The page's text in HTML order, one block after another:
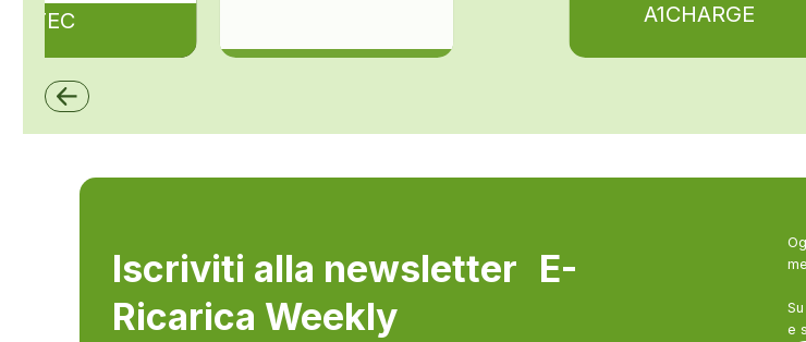
A1CHARGE
ZCS Azzurro
Iscriviti alla newsletter E-
Ricarica Weekly
e